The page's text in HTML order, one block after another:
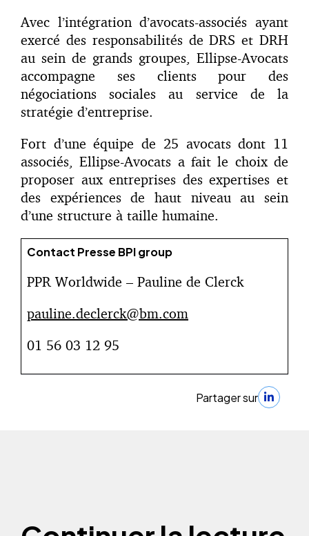
Avec l’intégration d’avocats-associés ayant
exercé des responsabilités de DRS et DRH
au sein de grands groupes, Ellipse-Avocats
accompagne ses clients pour des
négociations sociales au service de la
stratégie d’entreprise.
Fort d’une équipe de 25 avocats dont 11
associés, Ellipse-Avocats a fait le choix de
proposer aux entreprises des expertises et
des expériences de haut niveau au sein
d’une structure à taille humaine.
Contact Presse BPI group
PPR Worldwide – Pauline de Clerck
pauline.declerck@bm.com
01 56 03 12 95
Partager sur